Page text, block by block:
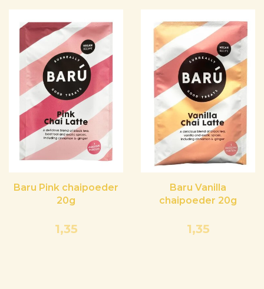
Baru Pink chaipoeder
20g
1,35
Baru Vanilla
chaipoeder 20g
1,35